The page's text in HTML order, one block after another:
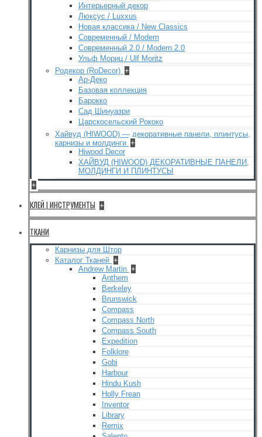
Интерьерный декор
Люксус / Luxxus
Новая классика / New Classics
Современный / Modern
Современный 2.0 / Modern 2.0
Ульф Мориц / Ulf Moritz
Родекор (RoDecor) +
Ар-Деко
Базовая коллекция
Барокко
Сад Шинуазри
Царскосельский Рококо
Хайвуд (HIWOOD) — декоративные панели, плинтусы,
карнизы и молдинги +
Hiwood Decor
ХАЙВУД (HIWOOD) ДЕКОРАТИВНЫЕ ПАНЕЛИ,
МОЛДИНГИ И ПЛИНТУСЫ
+
КЛЕЙ | ИНСТРУМЕНТЫ +
ТКАНИ
Карнизы для Штор
Каталог Тканей +
Andrew Martin +
Anthem
Berkeley
Brunswick
Compass
Compass North
Compass South
Expedition
Folklore
Gobi
Harbour
Hindu Kush
Holly Frean
Inventor
Library
Remix